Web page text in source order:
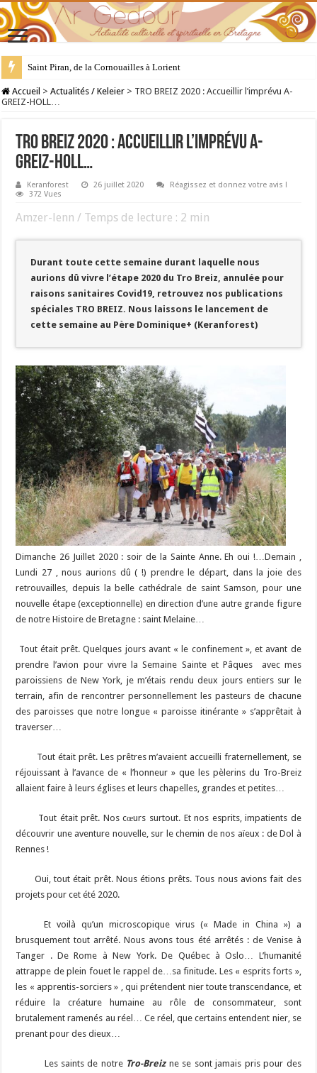
28 juillet : Saint Samson de Dol, père de la Bretagne chrétienne
Accueil > Actualités / Keleier > TRO BREIZ 2020 : Accueillir l’imprévu A-
GREIZ-HOLL…
TRO BREIZ 2020 : Accueillir l’imprévu A-
GREIZ-HOLL…
Keranforest 26 juillet 2020
Réagissez et donnez votre avis !
372 Vues
Amzer-lenn / Temps de lecture : 2 min
Durant toute cette semaine durant laquelle nous
aurions dû vivre l’étape 2020 du Tro Breiz, annulée pour
raisons sanitaires Covid19, retrouvez nos publications
spéciales TRO BREIZ. Nous laissons le lancement de
cette semaine au Père Dominique+ (Keranforest)
Dimanche 26 Juillet 2020 : soir de la Sainte Anne. Eh oui !…Demain ,
Lundi 27 , nous aurions dû ( !) prendre le départ, dans la joie des
retrouvailles, depuis la belle cathédrale de saint Samson, pour une
nouvelle étape (exceptionnelle) en direction d’une autre grande figure
de notre Histoire de Bretagne : saint Melaine…
Tout était prêt. Quelques jours avant « le confinement », et avant de
prendre l’avion pour vivre la Semaine Sainte et Pâques avec mes
paroissiens de New York, je m’étais rendu deux jours entiers sur le
terrain, afin de rencontrer personnellement les pasteurs de chacune
des paroisses que notre longue « paroisse itinérante » s’apprêtait à
traverser…
Tout était prêt. Les prêtres m’avaient accueilli fraternellement, se
réjouissant à l’avance de « l’honneur » que les pèlerins du Tro-Breiz
allaient faire à leurs églises et leurs chapelles, grandes et petites…
Tout était prêt. Nos cœurs surtout. Et nos esprits, impatients de
découvrir une aventure nouvelle, sur le chemin de nos aïeux : de Dol à
Rennes !
Oui, tout était prêt. Nous étions prêts. Tous nous avions fait des
projets pour cet été 2020.
Et voilà qu’un microscopique virus (« Made in China ») a
brusquement tout arrêté. Nous avons tous été arrêtés : de Venise à
Tanger . De Rome à New York. De Québec à Oslo… L’humanité
attrappe de plein fouet le rappel de…sa finitude. Les « esprits forts »,
les « apprentis-sorciers » , qui prétendent nier toute transcendance, et
réduire la créature humaine au rôle de consommateur, sont
brutalement ramenés au réel… Ce réel, que certains entendent nier, se
prenant pour des dieux…
Les saints de notre Tro-Breizne se sont jamais pris pour des